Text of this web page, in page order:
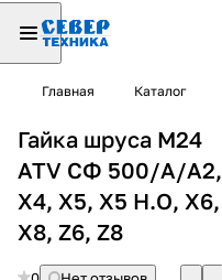
Главная Каталог
Гайка шруса М24
ATV СФ 500/A/A2,
X4, X5, X5 H.O, X6,
X8, Z6, Z8